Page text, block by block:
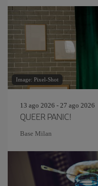
Image: Pixel-Shot
13 ago 2026 - 27 ago 2026
QUEER PANIC!
Base Milan